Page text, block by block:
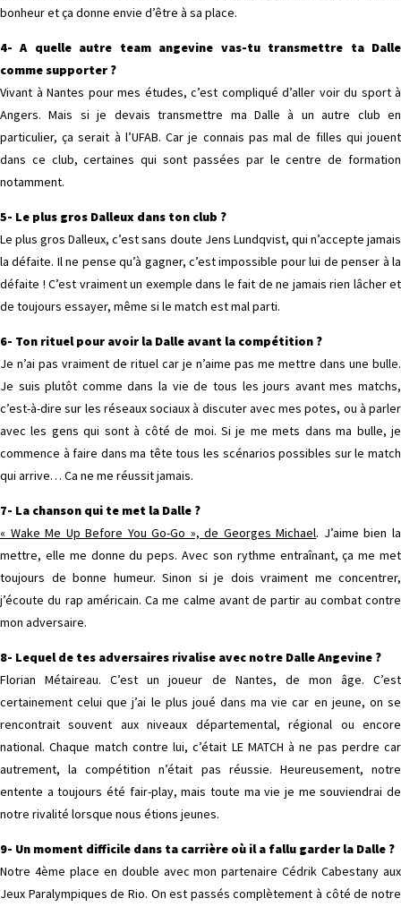
bonheur et ça donne envie d’être à sa place.
4- A quelle autre team angevine vas-tu transmettre ta Dalle
comme supporter ?
Vivant à Nantes pour mes études, c’est compliqué d’aller voir du sport à
Angers. Mais si je devais transmettre ma Dalle à un autre club en
particulier, ça serait à l’UFAB. Car je connais pas mal de filles qui jouent
dans ce club, certaines qui sont passées par le centre de formation
notamment.
5- Le plus gros Dalleux dans ton club ?
Le plus gros Dalleux, c’est sans doute Jens Lundqvist, qui n’accepte jamais
la défaite. Il ne pense qu’à gagner, c’est impossible pour lui de penser à la
défaite ! C’est vraiment un exemple dans le fait de ne jamais rien lâcher et
de toujours essayer, même si le match est mal parti.
6- Ton rituel pour avoir la Dalle avant la compétition ?
Je n’ai pas vraiment de rituel car je n’aime pas me mettre dans une bulle.
Je suis plutôt comme dans la vie de tous les jours avant mes matchs,
c’est-à-dire sur les réseaux sociaux à discuter avec mes potes, ou à parler
avec les gens qui sont à côté de moi. Si je me mets dans ma bulle, je
commence à faire dans ma tête tous les scénarios possibles sur le match
qui arrive… Ca ne me réussit jamais.
7- La chanson qui te met la Dalle ?
« Wake Me Up Before You Go-Go », de Georges Michael. J’aime bien la
mettre, elle me donne du peps. Avec son rythme entraînant, ça me met
toujours de bonne humeur. Sinon si je dois vraiment me concentrer,
j’écoute du rap américain. Ca me calme avant de partir au combat contre
mon adversaire.
8- Lequel de tes adversaires rivalise avec notre Dalle Angevine ?
Florian Métaireau. C’est un joueur de Nantes, de mon âge. C’est
certainement celui que j’ai le plus joué dans ma vie car en jeune, on se
rencontrait souvent aux niveaux départemental, régional ou encore
national. Chaque match contre lui, c’était LE MATCH à ne pas perdre car
autrement, la compétition n’était pas réussie. Heureusement, notre
entente a toujours été fair-play, mais toute ma vie je me souviendrai de
notre rivalité lorsque nous étions jeunes.
9- Un moment difficile dans ta carrière où il a fallu garder la Dalle ?
Notre 4ème place en double avec mon partenaire Cédrik Cabestany aux
Jeux Paralympiques de Rio. On est passés complètement à côté de notre